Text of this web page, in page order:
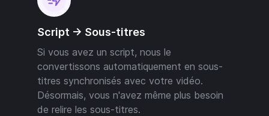
Script -> Sous-titres
Si vous avez un script, nous le
convertissons automatiquement en sous-
titres synchronisés avec votre vidéo.
Désormais, vous n'avez même plus besoin
de relire les sous-titres.